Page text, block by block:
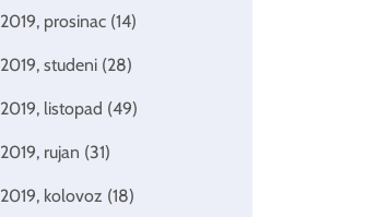
2019, prosinac (14)
2019, studeni (28)
2019, listopad (49)
2019, rujan (31)
2019, kolovoz (18)